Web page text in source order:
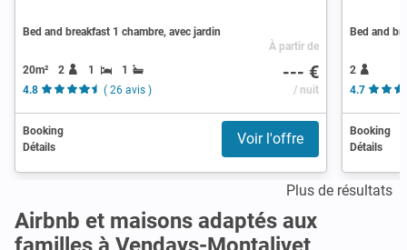
Bed and breakfast 1 chambre, avec jardin
20m² 2 1
1
4.8
( 26 avis )
À partir de
--- €
/ nuit
Booking
Détails
Voir l'offre
Bed and
2
4.7
Booking
Détails
Plus de résultats
Airbnb et maisons adaptés aux